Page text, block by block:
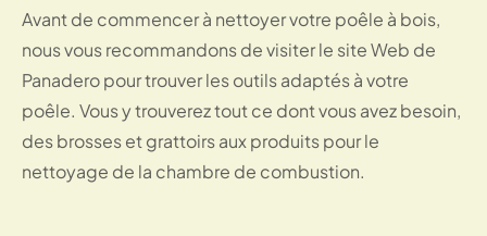
Avant de commencer à nettoyer votre poêle à bois,
nous vous recommandons de visiter le site Web de
Panadero pour trouver les outils adaptés à votre
poêle. Vous y trouverez tout ce dont vous avez besoin,
des brosses et grattoirs aux produits pour le
nettoyage de la chambre de combustion.